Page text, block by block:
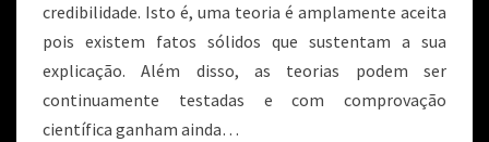
credibilidade. Isto é, uma teoria é amplamente aceita
pois existem fatos sólidos que sustentam a sua
explicação. Além disso, as teorias podem ser
continuamente testadas e com comprovação
científica ganham ainda…